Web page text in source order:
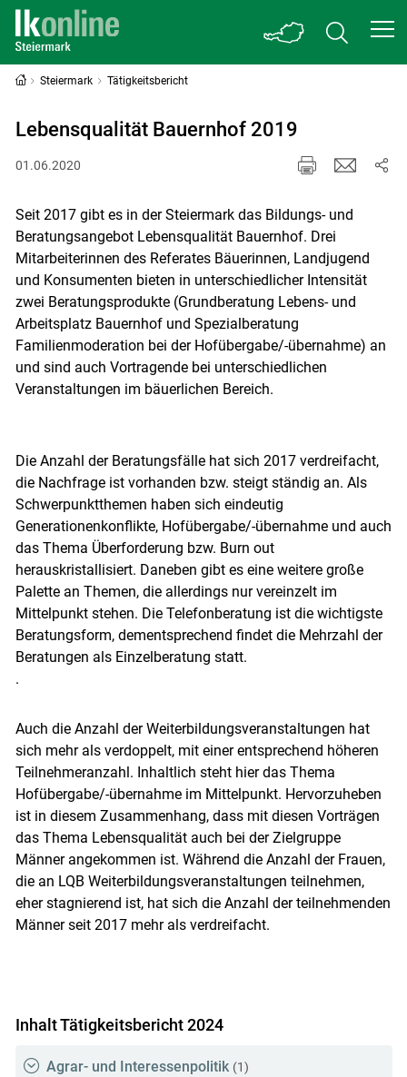
Skip to main content
Steiermark Tätigkeitsbericht
Lebensqualität Bauernhof 2019
01.06.2020
Seit 2017 gibt es in der Steiermark das Bildungs- und
Beratungsangebot Lebensqualität Bauernhof. Drei
Mitarbeiterinnen des Referates Bäuerinnen, Landjugend
und Konsumenten bieten in unterschiedlicher Intensität
zwei Beratungsprodukte (Grundberatung Lebens- und
Arbeitsplatz Bauernhof und Spezialberatung
Familienmoderation bei der Hofübergabe/-übernahme) an
und sind auch Vortragende bei unterschiedlichen
Veranstaltungen im bäuerlichen Bereich.
Die Anzahl der Beratungsfälle hat sich 2017 verdreifacht,
die Nachfrage ist vorhanden bzw. steigt ständig an. Als
Schwerpunktthemen haben sich eindeutig
Generationenkonflikte, Hofübergabe/-übernahme und auch
das Thema Überforderung bzw. Burn out
herauskristallisiert. Daneben gibt es eine weitere große
Palette an Themen, die allerdings nur vereinzelt im
Mittelpunkt stehen. Die Telefonberatung ist die wichtigste
Beratungsform, dementsprechend findet die Mehrzahl der
Beratungen als Einzelberatung statt.
.
Auch die Anzahl der Weiterbildungsveranstaltungen hat
sich mehr als verdoppelt, mit einer entsprechend höheren
Teilnehmeranzahl. Inhaltlich steht hier das Thema
Hofübergabe/-übernahme im Mittelpunkt. Hervorzuheben
ist in diesem Zusammenhang, dass mit diesen Vorträgen
das Thema Lebensqualität auch bei der Zielgruppe
Männer angekommen ist. Während die Anzahl der Frauen,
die an LQB Weiterbildungsveranstaltungen teilnehmen,
eher stagnierend ist, hat sich die Anzahl der teilnehmenden
Männer seit 2017 mehr als verdreifacht.
Inhalt Tätigkeitsbericht 2024
Agrar- und Interessenpolitik (1)